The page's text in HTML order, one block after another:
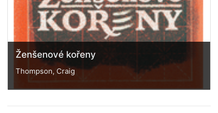
Ženšenové kořeny
Thompson, Craig